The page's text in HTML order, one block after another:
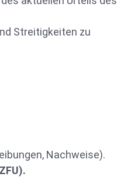
Streitigkeiten zu
Nachweise).